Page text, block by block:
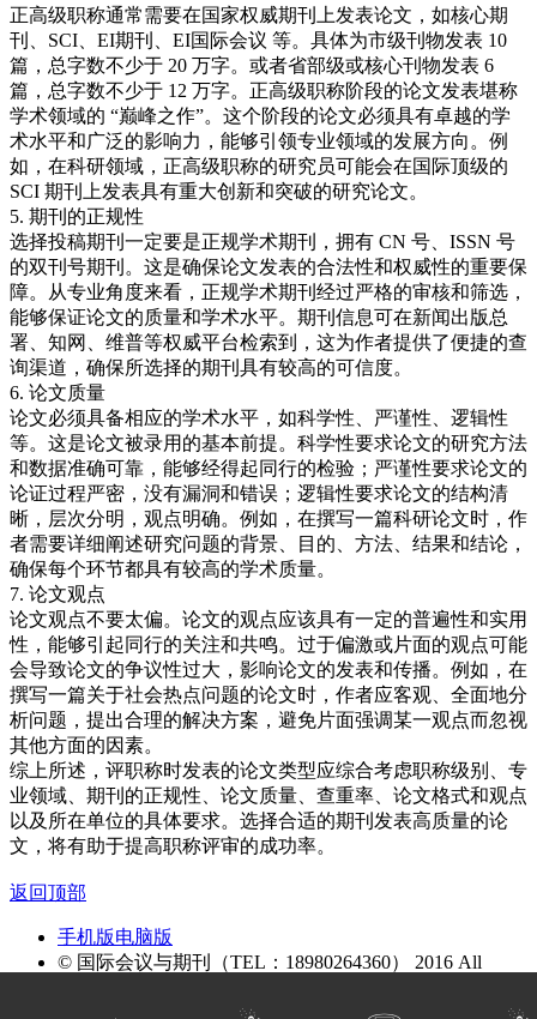
正高级职称通常需要在国家权威期刊上发表论文，如核心期
刊、SCI、EI期刊
、EI国际会议 等。具体为市级刊物发表 10
篇，总字数不少于 20 万字。或者省部级或核心刊物发表 6
篇，总字数不少于 12 万字。正高级职称阶段的论文发表堪称
学术领域的 “巅峰之作”。这个阶段的论文必须具有卓越的学
术水平和广泛的影响力，能够引领专业领域的发展方向。例
如，在科研领域，正高级职称的研究员可能会在国际顶级的
SCI 期刊上发表具有重大创新和突破的研究论文。
5. 期刊的正规性
选择投稿期刊一定要是正规学术期刊，拥有 CN 号、ISSN 号
的双刊号期刊。这是确保论文发表的合法性和权威性的重要保
障。从专业角度来看，正规学术期刊经过严格的审核和筛选，
能够保证论文的质量和学术水平。期刊信息可在新闻出版总
署、知网、维普等权威平台检索到，这为作者提供了便捷的查
询渠道，确保所选择的期刊具有较高的可信度。
6. 论文质量
论文必须具备相应的学术水平，如科学性、严谨性、逻辑性
等。这是论文被录用的基本前提。科学性要求论文的研究方法
和数据准确可靠，能够经得起同行的检验；严谨性要求论文的
论证过程严密，没有漏洞和错误；逻辑性要求论文的结构清
晰，层次分明，观点明确。例如，在撰写一篇科研论文时，作
者需要详细阐述研究问题的背景、目的、方法、结果和结论，
确保每个环节都具有较高的学术质量。
7. 论文观点
论文观点不要太偏。论文的观点应该具有一定的普遍性和实用
性，能够引起同行的关注和共鸣。过于偏激或片面的观点可能
会导致论文的争议性过大，影响论文的发表和传播。例如，在
撰写一篇关于社会热点问题的论文时，作者应客观、全面地分
析问题，提出合理的解决方案，避免片面强调某一观点而忽视
其他方面的因素。
综上所述，评职称时发表的论文类型应综合考虑职称级别、专
业领域、期刊的正规性、论文质量、查重率、论文格式和观点
以及所在单位的具体要求。选择合适的期刊发表高质量的论
文，将有助于提高职称评审的成功率。
返回顶部
手机版电脑版
© 国际会议与期刊（TEL：18980264360） 2016 All
蜀ICP备2024093999号-1